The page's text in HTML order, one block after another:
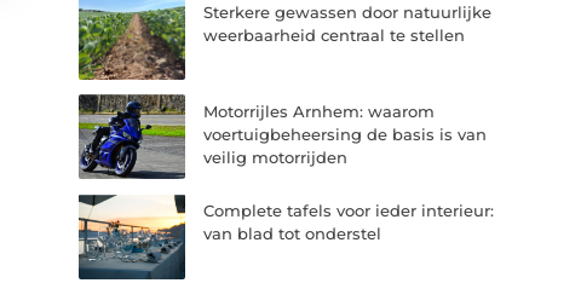
Sterkere gewassen door natuurlijke
weerbaarheid centraal te stellen
Motorrijles Arnhem: waarom
voertuigbeheersing de basis is van
veilig motorrijden
Complete tafels voor ieder interieur:
van blad tot onderstel